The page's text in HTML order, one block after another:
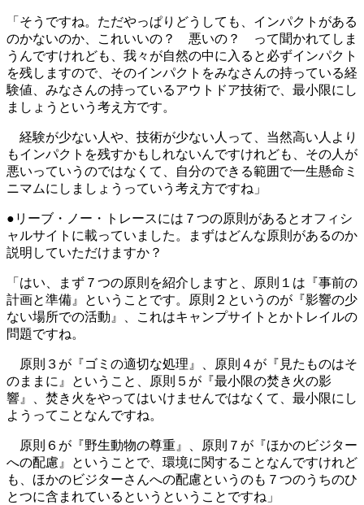
「そうですね。ただやっぱりどうしても、インパクトがある
のかないのか、これいいの？ 悪いの？ って聞かれてしま
うんですけれども、我々が自然の中に入ると必ずインパクト
を残しますので、そのインパクトをみなさんの持っている経
験値、みなさんの持っているアウトドア技術で、最小限にし
ましょうという考え方です。
経験が少ない人や、技術が少ない人って、当然高い人より
もインパクトを残すかもしれないんですけれども、その人が
悪いっていうのではなくて、自分のできる範囲で一生懸命ミ
ニマムにしましょうっていう考え方ですね」
●リーブ・ノー・トレースには７つの原則があるとオフィシ
ャルサイトに載っていました。まずはどんな原則があるのか
説明していただけますか？
「はい、まず７つの原則を紹介しますと、原則１は『事前の
計画と準備』ということです。原則２というのが『影響の少
ない場所での活動』、これはキャンプサイトとかトレイルの
問題ですね。
原則３が『ゴミの適切な処理』、原則４が『見たものはそ
のままに』ということ、原則５が『最小限の焚き火の影
響』、焚き火をやってはいけませんではなくて、最小限にし
ようってことなんですね。
原則６が『野生動物の尊重』、原則７が『ほかのビジター
への配慮』ということで、環境に関することなんですけれど
も、ほかのビジターさんへの配慮というのも７つのうちのひ
とつに含まれているというということですね」